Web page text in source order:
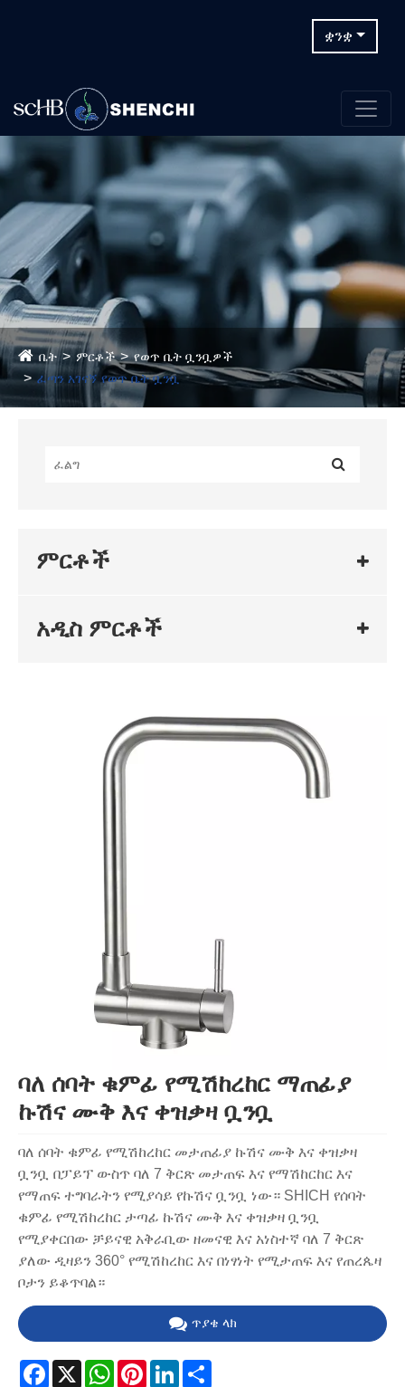
ቋንቋ
ቤት ምርቶች
የወጥ ቤት ቧንቧዎች
ፈጣን አገናኝ የወጥ ቤት ቧንቧ
ምርቶች
አዲስ ምርቶች
ባለ ሰባት ቁምፊ የሚሽከረከር ማጠፊያ
ኩሽና ሙቅ እና ቀዝቃዛ ቧንቧ
ባለ ሰባት ቁምፊ የሚሽከረከር መታጠፊያ ኩሽና ሙቅ እና ቀዝቃዛ
ቧንቧ በፓይፕ ውስጥ ባለ 7 ቅርጽ መታጠፍ እና የማሽከርከር እና
የማጠፍ ተግባራትን የሚያሳይ የኩሽና ቧንቧ ነው። SHICH የሰባት
ቁምፊ የሚሽከረከር ታጣፊ ኩሽና ሙቅ እና ቀዝቃዛ ቧንቧ
የሚያቀርበው ቻይናዊ አቅራቢው ዘመናዊ እና አነስተኛ ባለ 7 ቅርጽ
ያለው ዲዛይን 360° የሚሽከረከር እና በነፃነት የሚታጠፍ እና የጠረጴዛ
ቦታን ይቆጥባል።
ጥያቄ ላክ
Facebook
X WhatsApp
PinterestLinkedIn